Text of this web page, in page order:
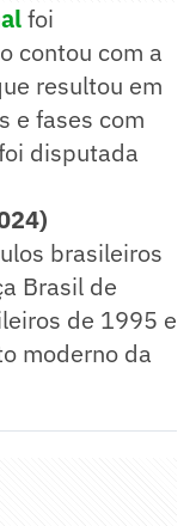
foi
contou com a
resultou em
e fases com
disputada
brasileiros
Brasil de
de 1995 e
moderno da